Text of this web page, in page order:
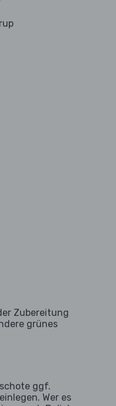
Zubereitung
grünes
ggf.
Wer es